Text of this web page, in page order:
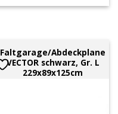
Faltgarage/Abdeckplane
VECTOR schwarz, Gr. L
229x89x125cm